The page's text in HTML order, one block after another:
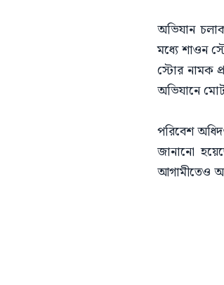
অভিযান
মধ্যে শাওন
স্টোর নামক
অভিযানে
পরিবেশ
জানানো
আগামীতেও